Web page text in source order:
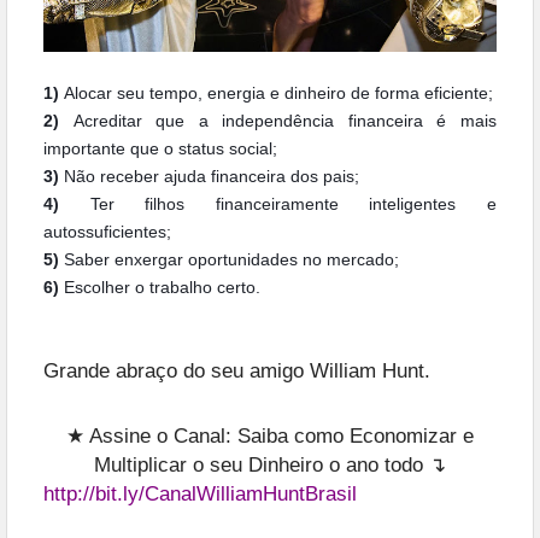
1) Alocar seu tempo, energia e dinheiro de forma eficiente;
2) Acreditar que a independência financeira é mais
importante que o status social;
3) Não receber ajuda financeira dos pais;
4) Ter filhos financeiramente inteligentes e
autossuficientes;
5) Saber enxergar oportunidades no mercado;
6) Escolher o trabalho certo.
Grande abraço do seu amigo William Hunt.
★ Assine o Canal: Saiba como Economizar e
Multiplicar o seu Dinheiro o ano todo ↴
http://bit.ly/CanalWilliamHuntBrasil